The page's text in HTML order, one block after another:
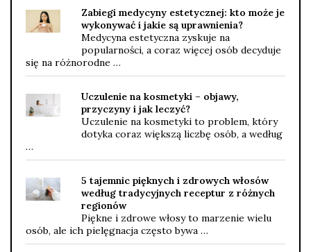
Zabiegi medycyny estetycznej: kto może je
wykonywać i jakie są uprawnienia?
Medycyna estetyczna zyskuje na
popularności, a coraz więcej osób decyduje
się na różnorodne …
Uczulenie na kosmetyki – objawy,
przyczyny i jak leczyć?
Uczulenie na kosmetyki to problem, który
dotyka coraz większą liczbę osób, a według
…
5 tajemnic pięknych i zdrowych włosów
według tradycyjnych receptur z różnych
regionów
Piękne i zdrowe włosy to marzenie wielu
osób, ale ich pielęgnacja często bywa …